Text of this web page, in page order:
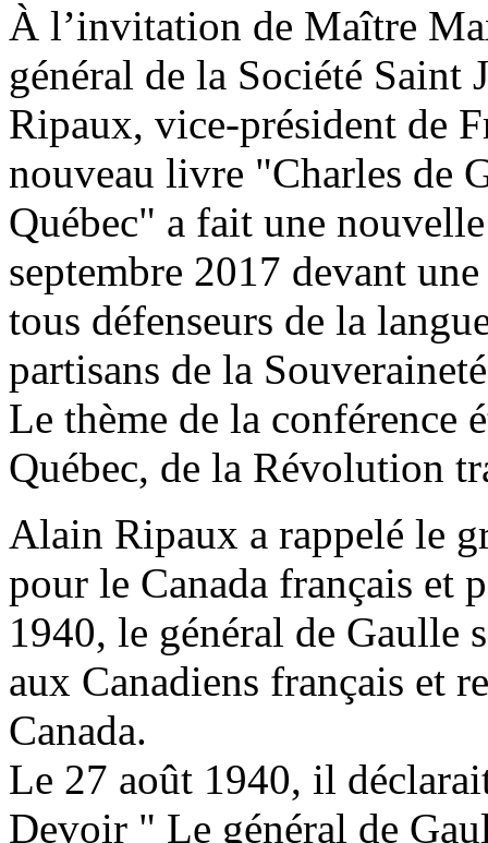
À l’invitation de Maître
général de la Société
Ripaux, vice-président de
nouveau livre "Charles de
Québec" a fait une
septembre 2017 devant
tous défenseurs de la
partisans de la
Le thème de la conférence
Québec, de la Révolution
Alain Ripaux a rappelé le
pour le Canada français et
1940, le général de Gaulle
aux Canadiens français et
Canada.
Le 27 août 1940, il
Devoir " Le général de